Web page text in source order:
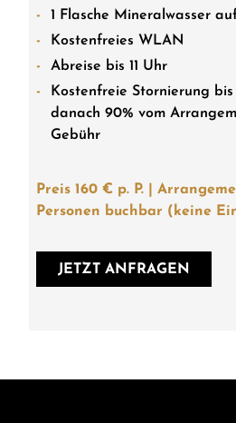
1 Flasche Mineralwasser
Kostenfreies WLAN
Abreise bis 11 Uhr
Kostenfreie Stornierung
danach 90% vom
Gebühr
Preis 160 € p. P. |
Personen buchbar (keine
JETZT ANFRAGEN